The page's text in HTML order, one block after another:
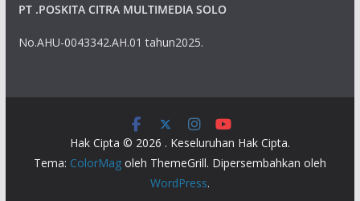
PT .POSKITA CITRA MULTIMEDIA SOLO
No.AHU-0043342.AH.01 tahun2025.
Hak Cipta © 2026 . Keseluruhan Hak Cipta.
Tema: ColorMagoleh ThemeGrill. Dipersembahkan oleh
WordPress.